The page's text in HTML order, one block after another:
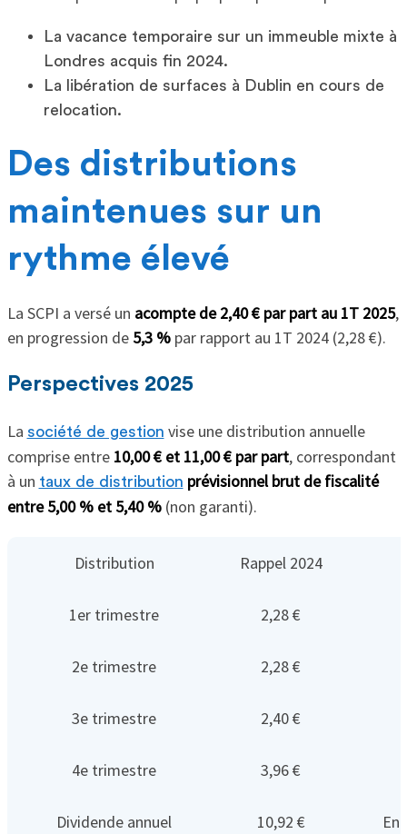
La vacance temporaire sur un immeuble mixte à
Londres acquis fin 2024.
La libération de surfaces à Dublin en cours de
relocation.
Des distributions
maintenues sur un
rythme élevé
La SCPI a versé un acompte de 2,40 € par part au 1T 2025,
en progression de 5,3 %par rapport au 1T 2024 (2,28 €).
Perspectives 2025
La société de gestion vise une distribution annuelle
comprise entre 10,00 € et 11,00 € par part, correspondant
à un taux de distribution prévisionnel brut de fiscalité
entre 5,00 % et 5,40 %(non garanti).
Distribution Rappel 2024
1er trimestre 2,28 €
2e trimestre 2,28 €
3e trimestre 2,40 €
4e trimestre 3,96 €
Dividende annuel 10,92 €